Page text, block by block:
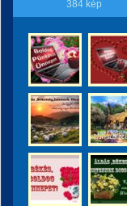
384 kép